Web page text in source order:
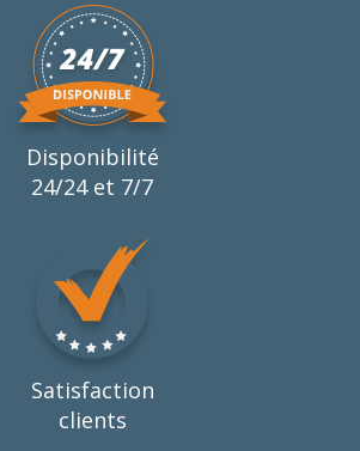
Disponibilité
24/24 et 7/7
Satisfaction
clients